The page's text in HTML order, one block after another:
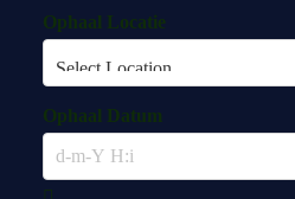
Ophaal Locatie
Ophaal Datum